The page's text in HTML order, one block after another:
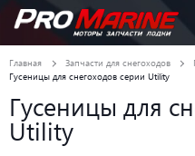
Главная Запчасти для снегоходов
Гусеницы для снегоходов серии Utility
Гусеницы для
Utility